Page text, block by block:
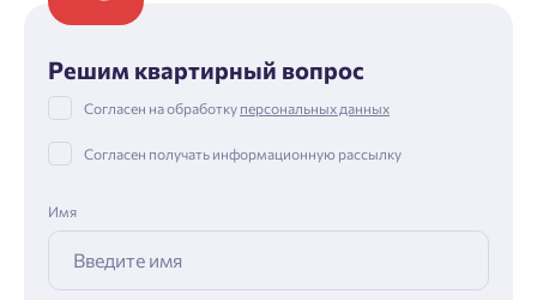
Решим квартирный вопрос
Согласен на обработку персональных данных
Согласен получать информационную рассылку
Имя